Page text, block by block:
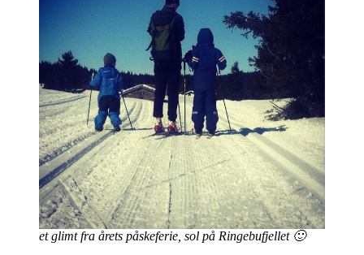
et glimt fra årets påskeferie, sol på Ringebufjellet 🙂